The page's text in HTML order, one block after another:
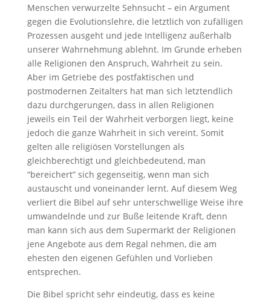
Menschen verwurzelte Sehnsucht – ein Argument
gegen die Evolutionslehre, die letztlich von zufälligen
Prozessen ausgeht und jede Intelligenz außerhalb
unserer Wahrnehmung ablehnt. Im Grunde erheben
alle Religionen den Anspruch, Wahrheit zu sein.
Aber im Getriebe des postfaktischen und
postmodernen Zeitalters hat man sich letztendlich
dazu durchgerungen, dass in allen Religionen
jeweils ein Teil der Wahrheit verborgen liegt, keine
jedoch die ganze Wahrheit in sich vereint. Somit
gelten alle religiösen Vorstellungen als
gleichberechtigt und gleichbedeutend, man
“bereichert” sich gegenseitig, wenn man sich
austauscht und voneinander lernt. Auf diesem Weg
verliert die Bibel auf sehr unterschwellige Weise ihre
umwandelnde und zur Buße leitende Kraft, denn
man kann sich aus dem Supermarkt der Religionen
jene Angebote aus dem Regal nehmen, die am
ehesten den eigenen Gefühlen und Vorlieben
entsprechen.
Die Bibel spricht sehr eindeutig, dass es keine